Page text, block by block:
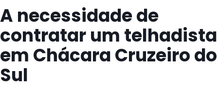
A necessidade de
contratar um telhadista
em Chácara Cruzeiro do
Sul